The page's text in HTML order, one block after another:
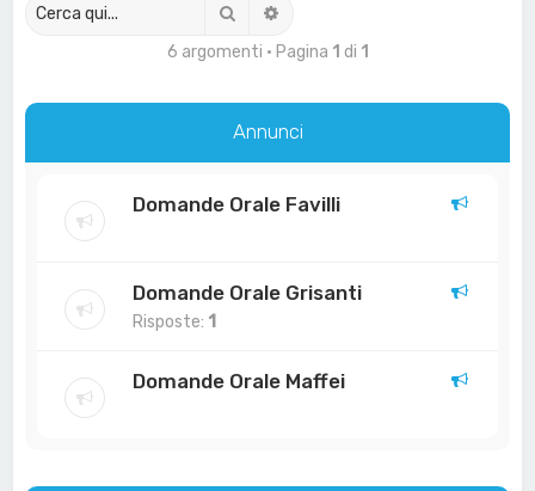
Cerca
6 argomenti • Pagina 1 di 1
Annunci
Domande Orale Favilli
Domande Orale Grisanti
Risposte: 1
Domande Orale Maffei